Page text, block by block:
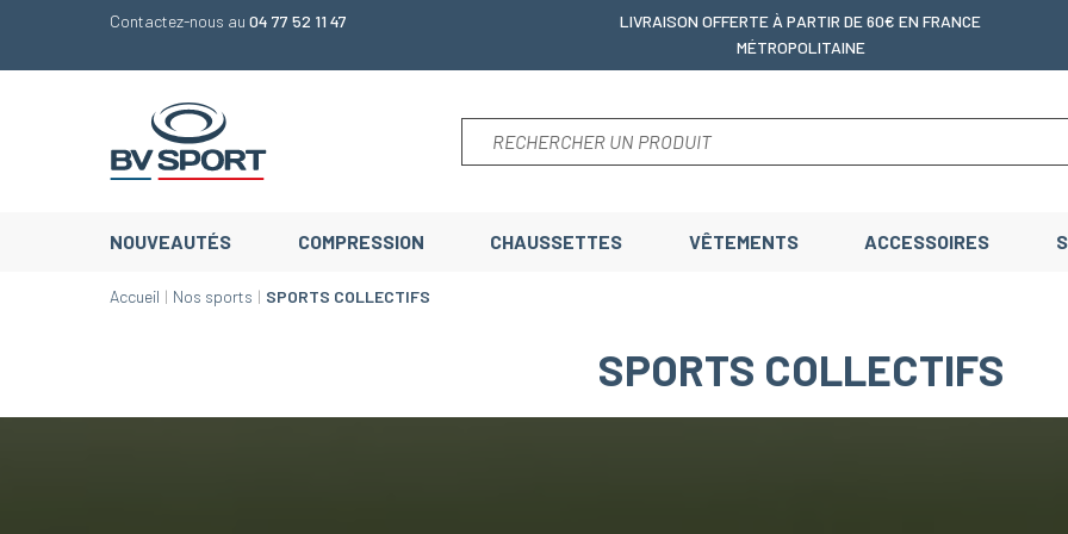
Contactez-nous au 04 77 52 11 47 LIVRAISON OFFERTE À PARTIR DE 60€ EN FRANCE
MÉTROPOLITAINE
NOUVEAUTÉS COMPRESSION CHAUSSETTES VÊTEMENTS ACCESSOIRES
Accueil Nos sports SPORTS COLLECTIFS
SPORTS COLLECTIFS